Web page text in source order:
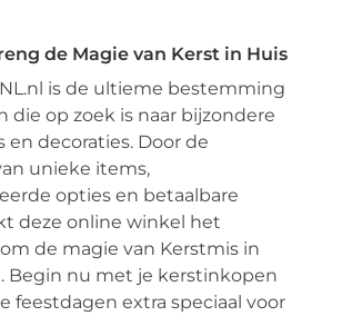
de Magie van Kerst in Huis
is de ultieme bestemming
die op zoek is naar bijzondere
en decoraties. Door de
unieke items,
opties en betaalbare
deze online winkel het
de magie van Kerstmis in
Begin nu met je kerstinkopen
feestdagen extra speciaal voor